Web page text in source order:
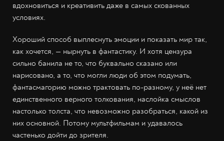
вдохновиться и креативить даже в самых скованных
условиях.
Хороший способ выплеснуть эмоции и показать мир так,
как хочется, — нырнуть в фантастику. И хотя цензура
сильно банила не то, что буквально сказано или
нарисовано, а то, что могли люди об этом подумать,
фантасмагорию можно трактовать по-разному, у неё нет
единственного верного толкования, наслойка смыслов
настолько толста, что невозможно разобраться, какой из
них основной. Потому мультфильмам и удавалось
частенько дойти до зрителя.